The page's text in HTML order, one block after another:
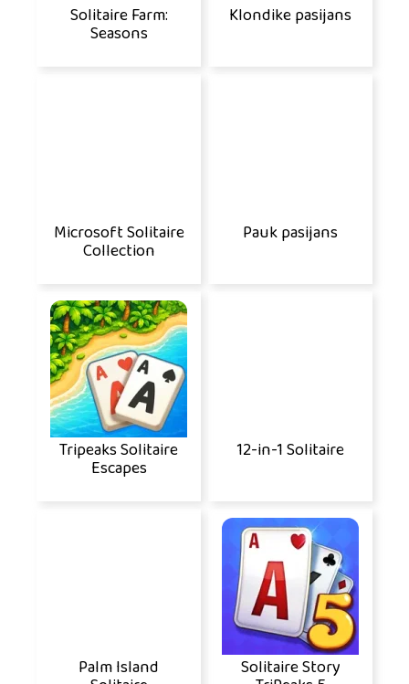
Tripeaks Solitaire
Escapes
12-in-1 Solitaire
Palm Island Solitaire Story
Solitaire Farm:
Seasons
Klondike pasijans
Microsoft Solitaire
Collection
Pauk pasijans